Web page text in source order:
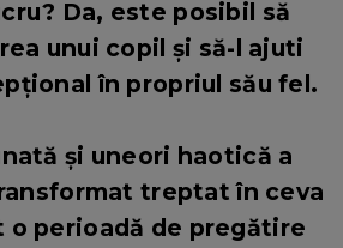
Da, este posibil să
unui copil și să-l ajuti
în propriul său fel.
și uneori haotică a
treptat în ceva
o perioadă de pregătire